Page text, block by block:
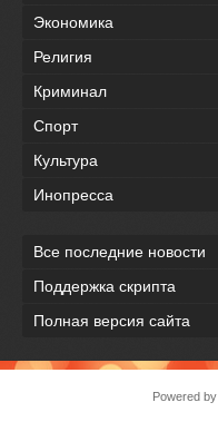
Экономика
Религия
Криминал
Спорт
Культура
Инопресса
Все последние новости
Поддержка скрипта
Полная версия сайта
Powered by